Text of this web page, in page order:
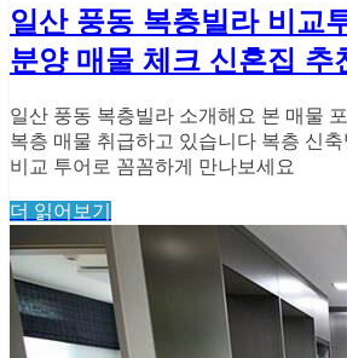
일산 풍동 복층빌라 비교
분양 매물 체크 신혼집 추
일산 풍동 복층빌라 소개해요 본 매물
복층 매물 취급하고 있습니다 복층 신
비교 투어로 꼼꼼하게 만나보세요
더 읽어보기